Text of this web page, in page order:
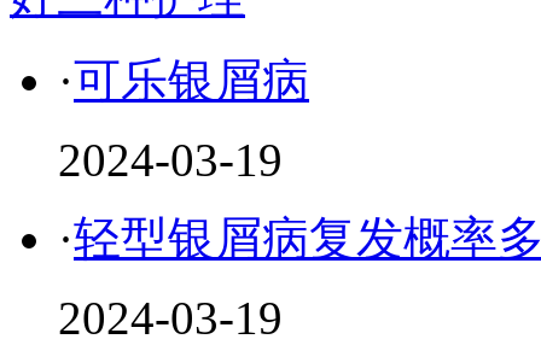
·可乐银屑病
2024-03-19
·轻型银屑病复发概率
2024-03-19